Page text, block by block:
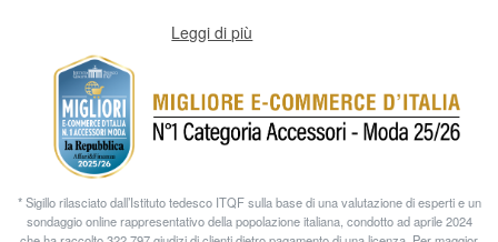
Leggi di più
* Sigillo rilasciato dall’Istituto tedesco ITQF sulla base di una valutazione di esperti e un
sondaggio online rappresentativo della popolazione italiana, condotto ad aprile 2024